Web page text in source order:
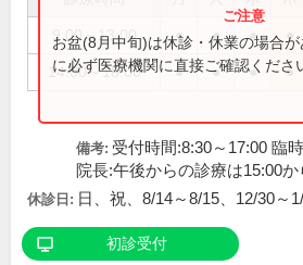
9:00～13:00 ● ● ● ●
14:00～18:00 ● ● ● ●
お盆(8月中旬)は休診・休業の場合
に必ず医療機関に直接ご確認くださ
備考: 受付時間:8:30～17:00 臨
院長:午後からの診療は15:00か
休診日: 日、祝、8/14～8/15、12/30～
初診受付